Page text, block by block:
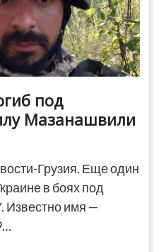
под
Мазанашвили
Грузия. Еще один
в боях под
Известно имя —